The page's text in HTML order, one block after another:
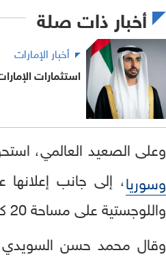
أخبار ذات صلة
أخبار الإمارات
استثمارات الإمارات في
وعلى الصعيد العالمي،
وسوريا، إلى جانب
واللوجستية على مساحة 20 كيلومترا مربعا والمطلة على
وقال محمد حسن السويدي،